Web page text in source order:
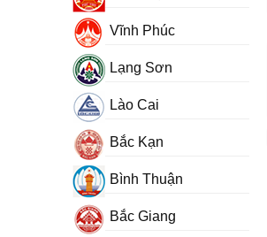
Vĩnh Phúc
Lạng Sơn
Lào Cai
Bắc Kạn
Bình Thuận
Bắc Giang